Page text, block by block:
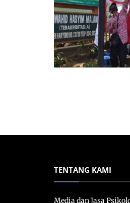
TENTANG KAMI
Media dan Jasa